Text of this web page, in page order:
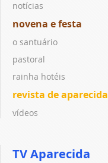
notícias
novena e festa
o santuário
pastoral
rainha hotéis
revista de aparecida
vídeos
TV Aparecida